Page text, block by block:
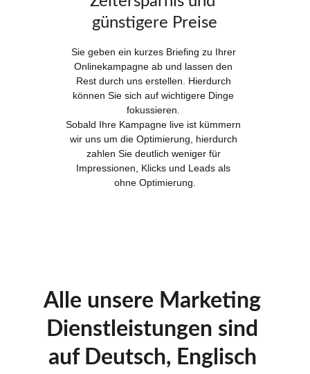
günstigere Preise
Sie geben ein kurzes Briefing zu Ihrer
Onlinekampagne ab und lassen den
Rest durch uns erstellen. Hierdurch
können Sie sich auf wichtigere Dinge
fokussieren.
Sobald Ihre Kampagne live ist kümmern
wir uns um die Optimierung, hierdurch
zahlen Sie deutlich weniger für
Impressionen, Klicks und Leads als
ohne Optimierung.
Alle unsere Marketing
Dienstleistungen sind
auf Deutsch, Englisch